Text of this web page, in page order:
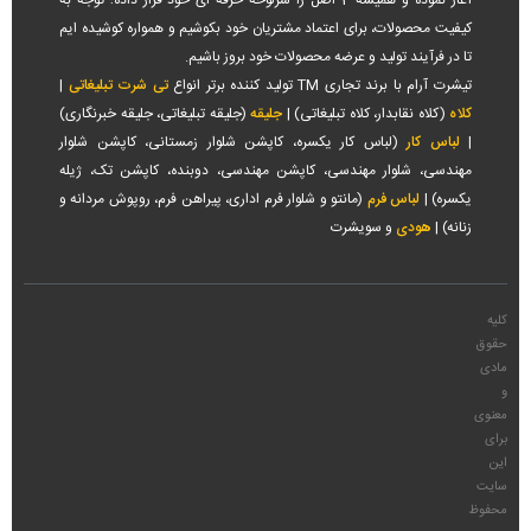
کیفیت محصولات، برای اعتماد مشتریان خود بکوشیم و همواره کوشیده ایم
تا در فرآیند تولید و عرضه محصولات خود بروز باشیم.
تیشرت آرام با برند تجاری TM تولید کننده برتر انواع
تی شرت تبلیغاتی |
کلاه (کلاه نقابدار، کلاه تبلیغاتی) | جلیقه (جلیقه تبلیغاتی، جلیقه خبرنگاری)
| لباس کار (لباس کار یکسره، کاپشن شلوار زمستانی، کاپشن شلوار
مهندسی، شلوار مهندسی، کاپشن مهندسی، دوبنده، کاپشن تک، ژیله
یکسره) | لباس فرم (مانتو و شلوار فرم اداری، پیراهن فرم، روپوش مردانه و
زنانه) | هودی و سویشرت
کلیه
حقوق
مادی
و
معنوی
برای
این
سایت
محفوظ